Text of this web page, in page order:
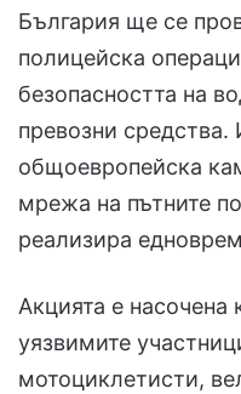
България ще се
полицейска
безопасността на
превозни средства.
общоевропейска
мрежа на пътните
реализира
Акцията е
уязвимите
мотоциклетисти,